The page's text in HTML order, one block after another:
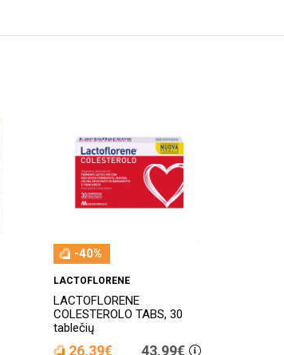
-40%
LACTOFLORENE
LACTOFLORENE
COLESTEROLO TABS, 30
tablečių
26,39€ 43,99€